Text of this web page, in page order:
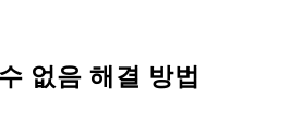
없음 해결 방법